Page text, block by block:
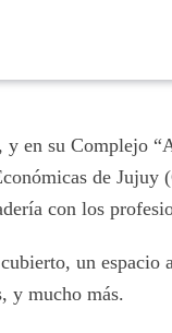
y en su Complejo
de Jujuy
con los
un espacio
y mucho más.